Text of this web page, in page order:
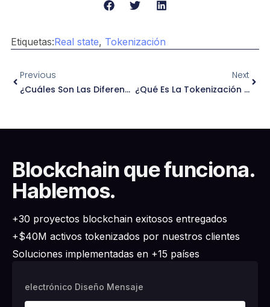
Etiquetas:Real state, Tokenización
Previous
¿Cuáles Son Las Diferencias Entre Security Token Y Utility Token?
Next
¿Qué Es La Tokenización De Activos Reales (RWA)? – Metlabs
Blockchain que funciona.
Hablemos.
+30 proyectos blockchain exitosos entregados
+$40M activos tokenizados por nuestros clientes
Soluciones implementadas en +15 países
electrónico Diseño Mensaje